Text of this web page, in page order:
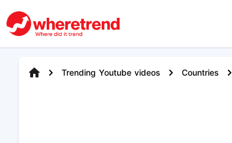
Trending Youtube videos Countries